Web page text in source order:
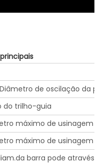
de oscilação da
do trilho-guia
máximo de usinagem
máximo de usinagem
barra pode através